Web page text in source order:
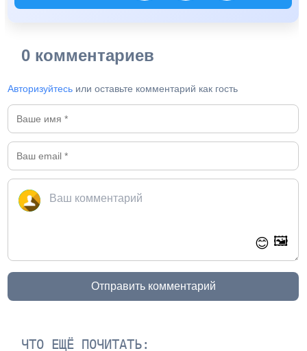
0 комментариев
Авторизуйтесь или оставьте комментарий как гость
😊 🖼️
Отправить комментарий
ЧТО ЕЩЁ ПОЧИТАТЬ: